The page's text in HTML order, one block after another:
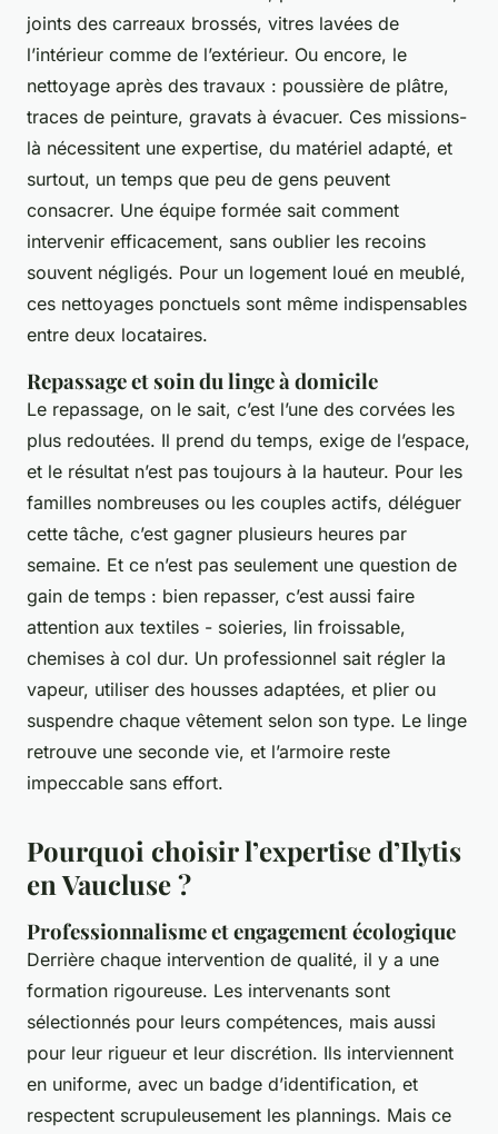
joints des carreaux brossés, vitres lavées de
l’intérieur comme de l’extérieur. Ou encore, le
nettoyage après des travaux : poussière de plâtre,
traces de peinture, gravats à évacuer. Ces missions-
là nécessitent une expertise, du matériel adapté, et
surtout, un temps que peu de gens peuvent
consacrer. Une équipe formée sait comment
intervenir efficacement, sans oublier les recoins
souvent négligés. Pour un logement loué en meublé,
ces nettoyages ponctuels sont même indispensables
entre deux locataires.
Repassage et soin du linge à domicile
Le repassage, on le sait, c’est l’une des corvées les
plus redoutées. Il prend du temps, exige de l’espace,
et le résultat n’est pas toujours à la hauteur. Pour les
familles nombreuses ou les couples actifs, déléguer
cette tâche, c’est gagner plusieurs heures par
semaine. Et ce n’est pas seulement une question de
gain de temps : bien repasser, c’est aussi faire
attention aux textiles - soieries, lin froissable,
chemises à col dur. Un professionnel sait régler la
vapeur, utiliser des housses adaptées, et plier ou
suspendre chaque vêtement selon son type. Le linge
retrouve une seconde vie, et l’armoire reste
impeccable sans effort.
Pourquoi choisir l’expertise d’Ilytis
en Vaucluse ?
Professionnalisme et engagement écologique
Derrière chaque intervention de qualité, il y a une
formation rigoureuse. Les intervenants sont
sélectionnés pour leurs compétences, mais aussi
pour leur rigueur et leur discrétion. Ils interviennent
en uniforme, avec un badge d’identification, et
respectent scrupuleusement les plannings. Mais ce